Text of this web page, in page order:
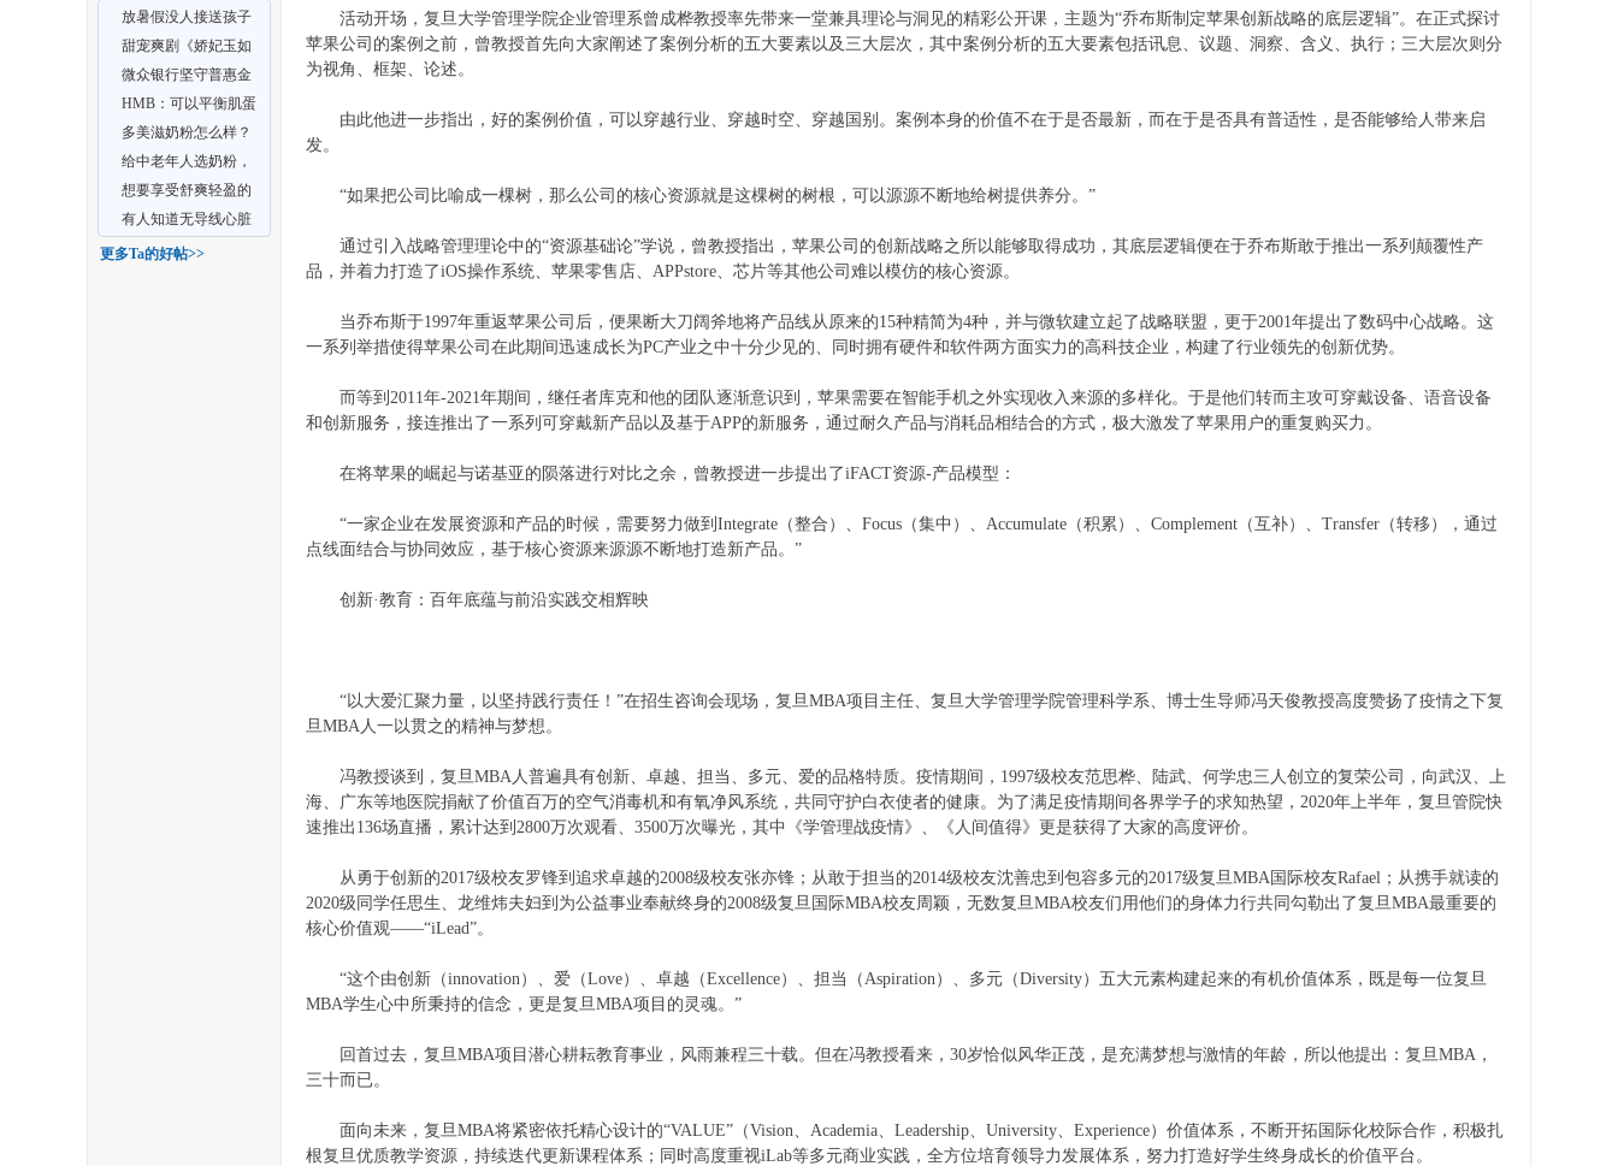
大
放暑假没人接送孩子
学二胡，我找到了VIP
陪
甜宠爽剧《娇妃玉如
梦》鬼马少女遇见霸道
王
微众银行坚守普惠金
融使命 大力发展普惠
金
HMB：可以平衡肌蛋
白，对女性肌肉有好处
多美滋奶粉怎么样？
便秘宝宝有话说
给中老年人选奶粉，
雅士利如何？
想要享受舒爽轻盈的
骑行？有VELO Angel
Gli
有人知道无导线心脏
起搏器吗？术后影响生
更多Ta的好帖>>
活动开场，复旦大学管理学院企业管理系曾成桦教授率先带来一堂兼具理论与洞见的精彩公开课，主题为“乔布斯制定苹果创新战略的底层逻辑”。在正式探讨
苹果公司的案例之前，曾教授首先向大家阐述了案例分析的五大要素以及三大层次，其中案例分析的五大要素包括讯息、议题、洞察、含义、执行；三大层次则分
为视角、框架、论述。
由此他进一步指出，好的案例价值，可以穿越行业、穿越时空、穿越国别。案例本身的价值不在于是否最新，而在于是否具有普适性，是否能够给人带来启
发。
“如果把公司比喻成一棵树，那么公司的核心资源就是这棵树的树根，可以源源不断地给树提供养分。”
通过引入战略管理理论中的“资源基础论”学说，曾教授指出，苹果公司的创新战略之所以能够取得成功，其底层逻辑便在于乔布斯敢于推出一系列颠覆性产
品，并着力打造了iOS操作系统、苹果零售店、APPstore、芯片等其他公司难以模仿的核心资源。
当乔布斯于1997年重返苹果公司后，便果断大刀阔斧地将产品线从原来的15种精简为4种，并与微软建立起了战略联盟，更于2001年提出了数码中心战略。这
一系列举措使得苹果公司在此期间迅速成长为PC产业之中十分少见的、同时拥有硬件和软件两方面实力的高科技企业，构建了行业领先的创新优势。
而等到2011年-2021年期间，继任者库克和他的团队逐渐意识到，苹果需要在智能手机之外实现收入来源的多样化。于是他们转而主攻可穿戴设备、语音设备
和创新服务，接连推出了一系列可穿戴新产品以及基于APP的新服务，通过耐久产品与消耗品相结合的方式，极大激发了苹果用户的重复购买力。
在将苹果的崛起与诺基亚的陨落进行对比之余，曾教授进一步提出了iFACT资源-产品模型：
“一家企业在发展资源和产品的时候，需要努力做到Integrate（整合）、Focus（集中）、Accumulate（积累）、Complement（互补）、Transfer（转移），通过
点线面结合与协同效应，基于核心资源来源源不断地打造新产品。”
创新·教育：百年底蕴与前沿实践交相辉映
“以大爱汇聚力量，以坚持践行责任！”在招生咨询会现场，复旦MBA项目主任、复旦大学管理学院管理科学系、博士生导师冯天俊教授高度赞扬了疫情之下复
旦MBA人一以贯之的精神与梦想。
冯教授谈到，复旦MBA人普遍具有创新、卓越、担当、多元、爱的品格特质。疫情期间，1997级校友范思桦、陆武、何学忠三人创立的复荣公司，向武汉、上
海、广东等地医院捐献了价值百万的空气消毒机和有氧净风系统，共同守护白衣使者的健康。为了满足疫情期间各界学子的求知热望，2020年上半年，复旦管院快
速推出136场直播，累计达到2800万次观看、3500万次曝光，其中《学管理战疫情》、《人间值得》更是获得了大家的高度评价。
从勇于创新的2017级校友罗锋到追求卓越的2008级校友张亦锋；从敢于担当的2014级校友沈善忠到包容多元的2017级复旦MBA国际校友Rafael；从携手就读的
2020级同学任思生、龙维炜夫妇到为公益事业奉献终身的2008级复旦国际MBA校友周颖，无数复旦MBA校友们用他们的身体力行共同勾勒出了复旦MBA最重要的
核心价值观——“iLead”。
“这个由创新（innovation）、爱（Love）、卓越（Excellence）、担当（Aspiration）、多元（Diversity）五大元素构建起来的有机价值体系，既是每一位复旦
MBA学生心中所秉持的信念，更是复旦MBA项目的灵魂。”
回首过去，复旦MBA项目潜心耕耘教育事业，风雨兼程三十载。但在冯教授看来，30岁恰似风华正茂，是充满梦想与激情的年龄，所以他提出：复旦MBA，
三十而已。
面向未来，复旦MBA将紧密依托精心设计的“VALUE”（Vision、Academia、Leadership、University、Experience）价值体系，不断开拓国际化校际合作，积极扎
根复旦优质教学资源，持续迭代更新课程体系；同时高度重视iLab等多元商业实践，全方位培育领导力发展体系，努力打造好学生终身成长的价值平台。